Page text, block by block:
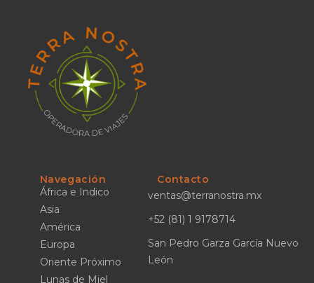
Navegación
África e Indico
Asia
América
Europa
Oriente Próximo
Lunas de Miel
Contacto
ventas@terranostra.mx
+52 (81) 1 9178714
San Pedro Garza García Nuevo
León